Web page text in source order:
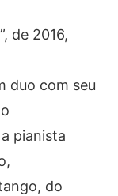
de 2016,
duo com seu
pianista
do